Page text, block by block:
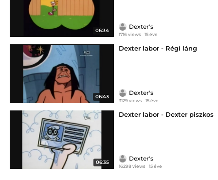
06:34
Dexter's
1716 views 15 éve
06:43
Dexter labor - Régi láng
Dexter's
3129 views 15 éve
06:35
Dexter labor - Dexter piszkos
Dexter's
16298 views 15 éve